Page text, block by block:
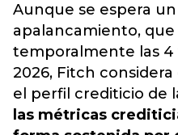
Aunque se espera
apalancamiento,
temporalmente las 4
2026, Fitch
el perfil crediticio de
las métricas